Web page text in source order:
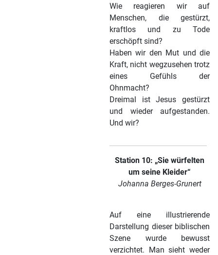
Wie reagieren wir auf
Menschen, die gestürzt,
kraftlos und zu Tode
erschöpft sind?
Haben wir den Mut und die
Kraft, nicht wegzusehen trotz
eines Gefühls der
Ohnmacht?
Dreimal ist Jesus gestürzt
und wieder aufgestanden.
Und wir?
Station 10: „Sie würfelten
um seine Kleider“
Johanna Berges-Grunert
Auf eine illustrierende
Darstellung dieser biblischen
Szene wurde bewusst
verzichtet. Man sieht weder